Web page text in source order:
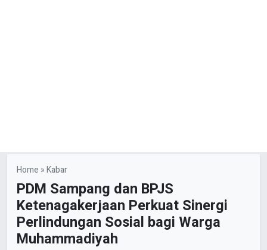
Home »Kabar
PDM Sampang dan BPJS
Ketenagakerjaan Perkuat Sinergi
Perlindungan Sosial bagi Warga
Muhammadiyah